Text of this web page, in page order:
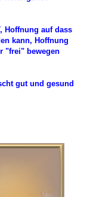
Hoffnung auf dass
kann, Hoffnung
"frei" bewegen
gut und gesund